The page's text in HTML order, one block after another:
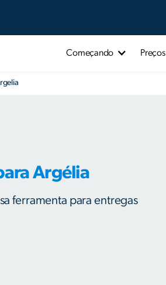
Começando
Argélia
ferramenta para entregas